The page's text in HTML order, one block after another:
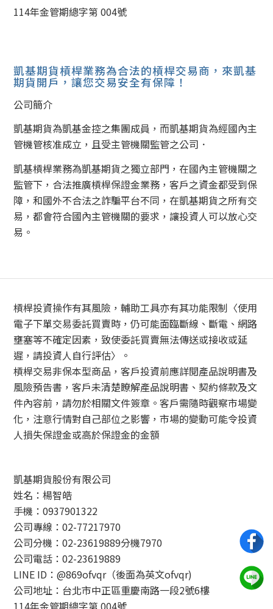
114年金管期總字第 004號
凱基期貨槓桿業務為合法的槓桿交易商，來凱基
期貨開戶，讓您交易安全有保障！
公司簡介
凱基期貨為凱基金控之集團成員，而凱基期貨為經國內主
管機管核准成立，且受主管機關監管之公司．
凱基槓桿業務為凱基期貨之獨立部門，在國內主管機關之
監管下，合法推廣槓桿保證金業務，客戶之資金都受到保
障，和國外不合法之詐騙平台不同，在凱基期貨之所有交
易，都會符合國內主管機關的要求，讓投資人可以放心交
易。
槓桿投資操作有其風險，輔助工具亦有其功能限制〈使用
電子下單交易委託買賣時，仍可能面臨斷線、斷電、網路
壅塞等不確定因素，致使委託買賣無法傳送或接收或延
遲，請投資人自行評估〉。
槓桿交易非保本型商品，客戶投資前應詳閱產品說明書及
風險預告書，客戶未清楚瞭解產品說明書、契約條款及文
件內容前，請勿於相關文件簽章。客戶需隨時觀察市場變
化，注意行情對自己部位之影響，市場的變動可能令投資
人損失保證金或高於保證金的金額
凱基期貨股份有限公司
姓名：楊智皓
手機：0937901322
公司專線：02-77217970
公司分機：02-23619889分機7970
公司電話：02-23619889
LINE ID：@869ofvqr（後面為英文ofvqr)
公司地址：台北市中正區重慶南路一段2號6樓
114年金管期總字第 004號